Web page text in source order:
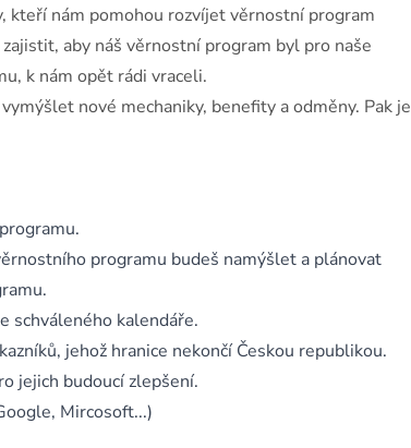
kteří nám pomohou rozvíjet věrnostní program
aby náš věrnostní program byl pro naše
k nám opět rádi vraceli.
nové mechaniky, benefity a odměny. Pak je
programu budeš namýšlet a plánovat
schváleného kalendáře.
jehož hranice nekončí Českou republikou.
jejich budoucí zlepšení.
Mircosoft...)